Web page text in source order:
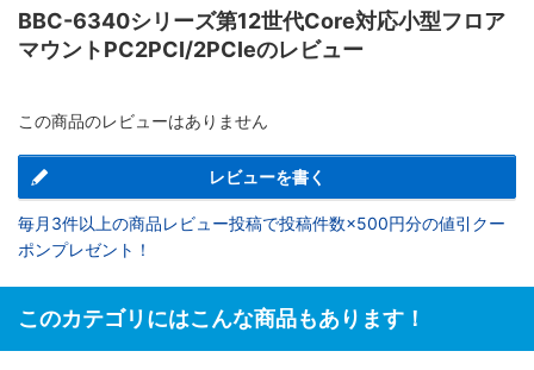
BBC-6340シリーズ第12世代Core対応小型フロア
マウントPC2PCI/2PCIeのレビュー
この商品のレビューはありません
レビューを書く
毎月3件以上の商品レビュー投稿で投稿件数×500円分の値引クー
ポンプレゼント！
このカテゴリにはこんな商品もあります！